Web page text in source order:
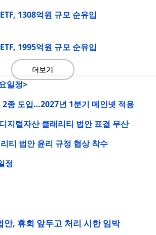
1308억원 규모 순유입
1995억원 규모 순유입
더보기
일정>
2종 도입…2027년 1분기 메인넷 적용
지털자산 클래리티 법안 표결 무산
티 법안 윤리 규정 협상 착수
정
안, 휴회 앞두고 처리 시한 임박